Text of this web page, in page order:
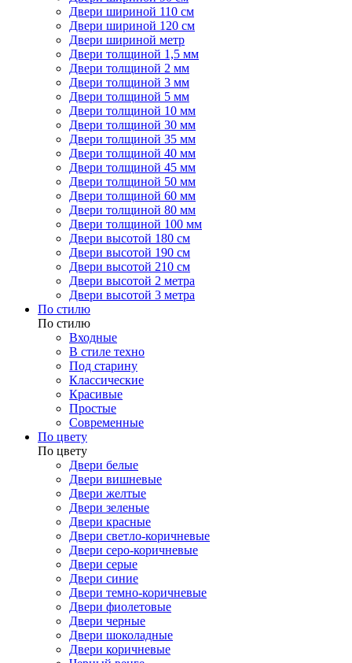
Двери шириной 110 см
Двери шириной 120 см
Двери шириной метр
Двери толщиной 1,5 мм
Двери толщиной 2 мм
Двери толщиной 3 мм
Двери толщиной 5 мм
Двери толщиной 10 мм
Двери толщиной 30 мм
Двери толщиной 35 мм
Двери толщиной 40 мм
Двери толщиной 45 мм
Двери толщиной 50 мм
Двери толщиной 60 мм
Двери толщиной 80 мм
Двери толщиной 100 мм
Двери высотой 180 см
Двери высотой 190 см
Двери высотой 210 см
Двери высотой 2 метра
Двери высотой 3 метра
По стилю
По стилю
Входные
В стиле техно
Под старину
Классические
Красивые
Простые
Современные
По цвету
По цвету
Двери белые
Двери вишневые
Двери желтые
Двери зеленые
Двери красные
Двери светло-коричневые
Двери серо-коричневые
Двери серые
Двери синие
Двери темно-коричневые
Двери фиолетовые
Двери черные
Двери шоколадные
Двери коричневые